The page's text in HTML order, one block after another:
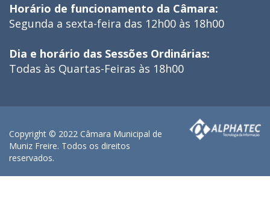
Horário de funcionamento da Câmara:
Segunda a sexta-feira das 12h00 às 18h00
Dia e horário das Sessões Ordinárias:
Todas às Quartas-Feiras às 18h00
Copyright © 2022 Câmara Municipal de
Muniz Freire. Todos os direitos
reservados.